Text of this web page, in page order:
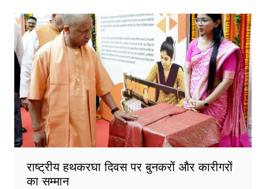
राष्ट्रीय हथकरघा दिवस पर बुनकरों और कारीगरों
का सम्मान